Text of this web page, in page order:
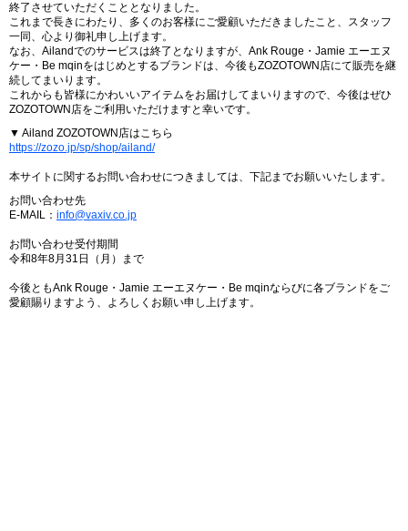
終了させていただくこととなりました。
これまで長きにわたり、多くのお客様にご愛顧いただきましたこと、スタッフ
一同、心より御礼申し上げます。
なお、Ailandでのサービスは終了となりますが、Ank Rouge・Jamie エーエヌ
ケー・Be mqinをはじめとするブランドは、今後もZOZOTOWN店にて販売を継
続してまいります。
これからも皆様にかわいいアイテムをお届けしてまいりますので、今後はぜひ
ZOZOTOWN店をご利用いただけますと幸いです。
▼ Ailand ZOZOTOWN店はこちら
https://zozo.jp/sp/shop/ailand/
本サイトに関するお問い合わせにつきましては、下記までお願いいたします。
お問い合わせ先
E-MAIL： info@vaxiv.co.jp
お問い合わせ受付期間
令和8年8月31日（月）まで
今後ともAnk Rouge・Jamie エーエヌケー・Be mqinならびに各ブランドをご
愛顧賜りますよう、よろしくお願い申し上げます。